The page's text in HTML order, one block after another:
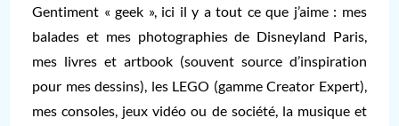
Gentiment « geek », ici il y a tout ce que j’aime : mes
balades et mes photographies de Disneyland Paris,
mes livres et artbook (souvent source d’inspiration
pour mes dessins), les LEGO (gamme Creator Expert),
mes consoles, jeux vidéo ou de société, la musique et